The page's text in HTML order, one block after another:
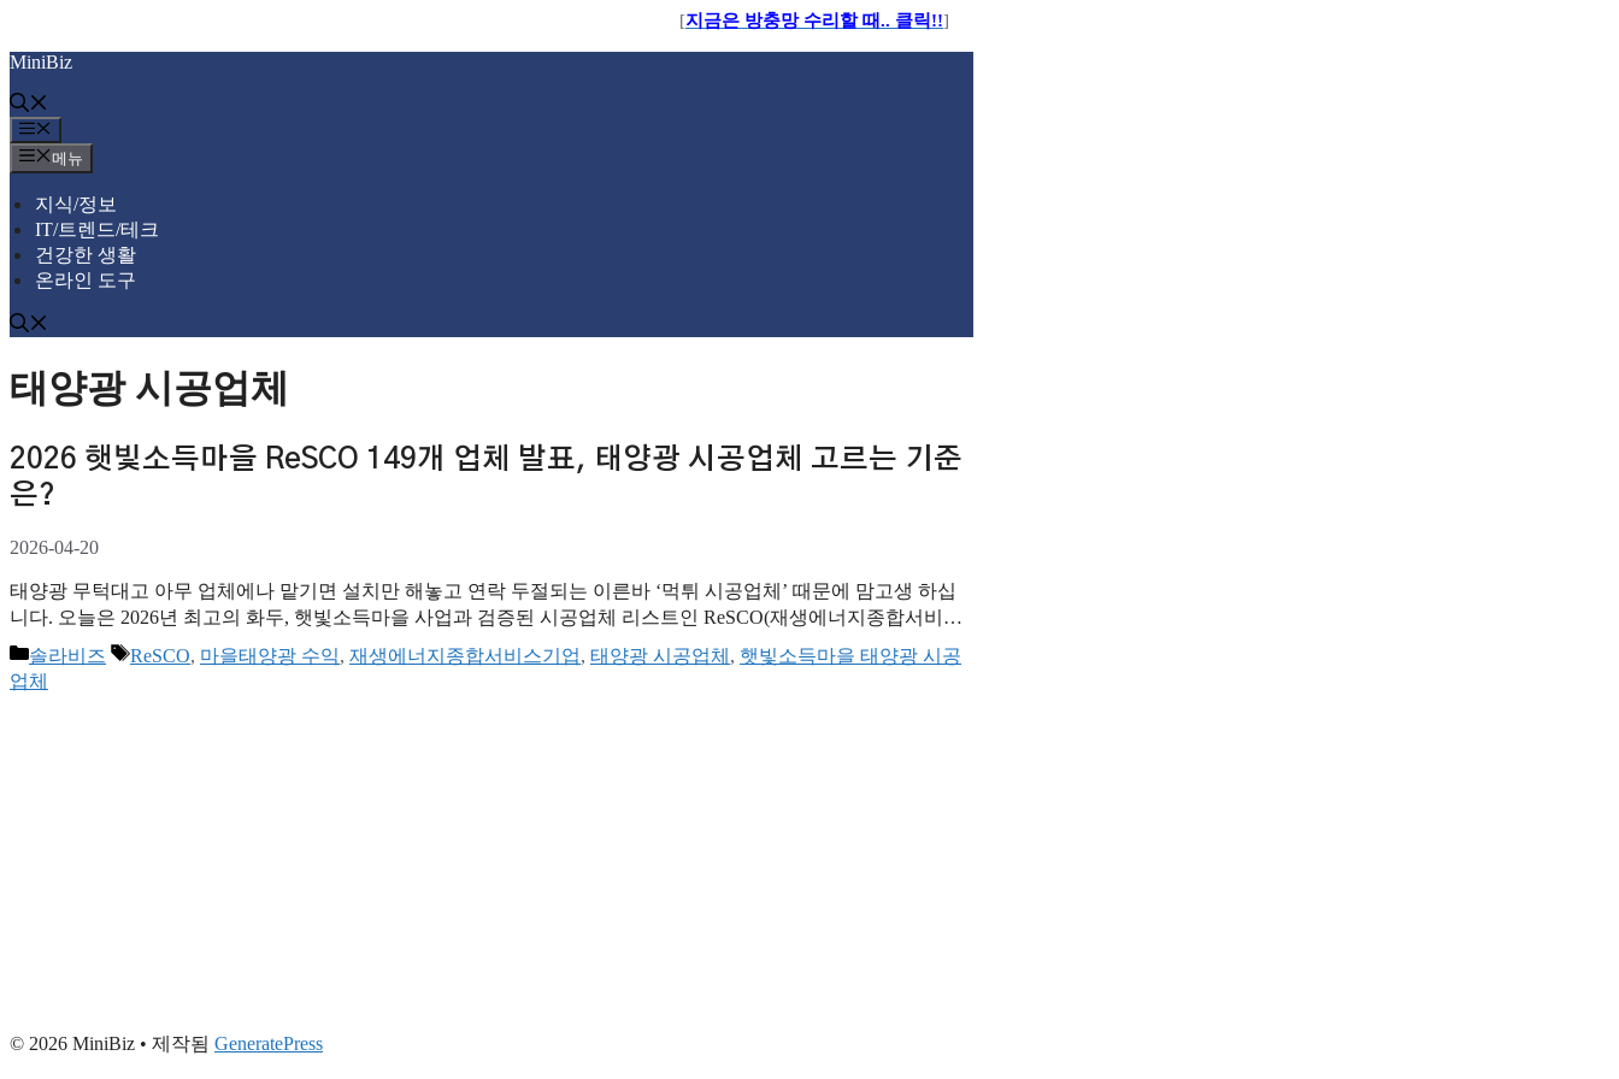
[지금은 방충망 수리할 때.. 클릭!!]
컨
텐
츠
로
건
너
뛰
기
MiniBiz
뉴
메뉴
지식/정보
IT/트렌드/테크
건강한 생활
온라인 도구
태양광 시공업체
2026 햇빛소득마을 ReSCO 149개 업체 발표, 태양광 시공업체 고르는 기준
은?
2026-04-20
태양광 무턱대고 아무 업체에나 맡기면 설치만 해놓고 연락 두절되는 이른바 ‘먹튀 시공업체’ 때문에 맘고생 하십
니다. 오늘은 2026년 최고의 화두, 햇빛소득마을 사업과 검증된 시공업체 리스트인 ReSCO(재생에너지종합서비스
기업)에 대해 알려드립니다. 이거 모르고 마을 태양광 시작하시면 정말 크게 손해 보십니다. 한국에너지공단은
2026년 햇빛소득마을 사업을 이끌어갈 ReSCO 149개사를 공식 발표했습니다. 이 제도가 왜 우리 마을에 돈이 되는
지, 그리고 어떤 …
카
테
솔라비즈
태
ReSCO, 마을태양광 수익, 재생에너지종합서비스기업, 태양광 시공업체 , 햇빛소득마을 태양광 시공
업체
© 2026 MiniBiz • 제작됨 GeneratePress